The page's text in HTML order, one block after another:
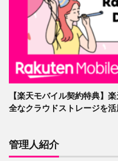
【楽天モバイル契約特典】
全なクラウドストレージを活
管理人紹介